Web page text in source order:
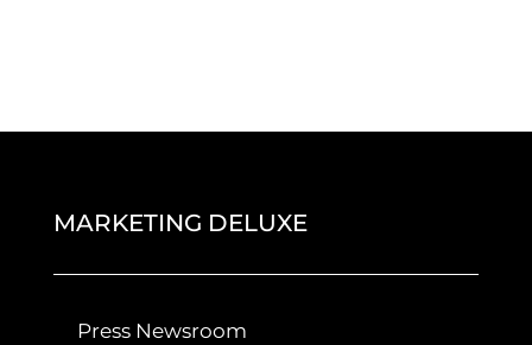
MARKETING DELUXE
Press Newsroom